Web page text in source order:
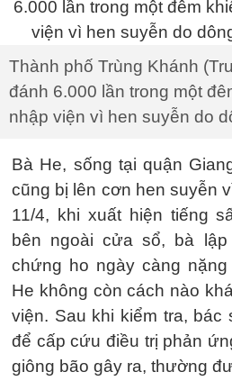
Thành phố Trùng Khánh
đánh 6.000 lần trong một
nhập viện vì hen suyễn do
Bà He, sống tại quận
cũng bị lên cơn hen suyễn
11/4, khi xuất hiện tiếng
bên ngoài cửa sổ, bà
chứng ho ngày càng
He không còn cách nào
viện. Sau khi kiểm tra, bác
để cấp cứu điều trị phản
giông bão gây ra, thường